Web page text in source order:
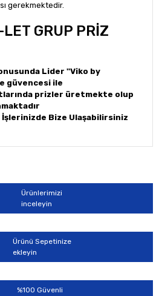
gerekmektedir.
GRUP PRİZ
Lider ''Viko by
güvencesi ile
prizler üretmekte olup
İşlerinizde Bize Ulaşabilirsiniz
Yorum Yaz
resim, ürün açıklamalarında ve
için teşekkür ederiz.
bozuk veya görüntülenemiyor.
eksik bilgiler bulunuyor.
bulunuyor.
daha pahalı.
alternatifler olmalı.
Ürünlerimizi
inceleyin
Ürünü Sepetinize
ekleyin
%100 Güvenli